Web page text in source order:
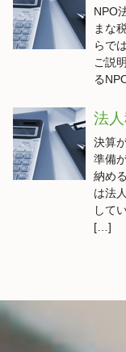
NPO
まな
らで
ご説
る
法
決算
準備
納め
は法
して
[…]